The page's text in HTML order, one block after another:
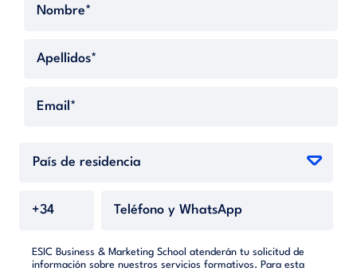
ESIC Business & Marketing School atenderán tu solicitud de
información sobre nuestros servicios formativos. Para esta